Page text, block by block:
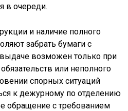
в очереди.
и наличие полного
забрать бумаги с
возможен только при
или неполного
спорных ситуаций
к дежурному по отделению
обращение с требованием